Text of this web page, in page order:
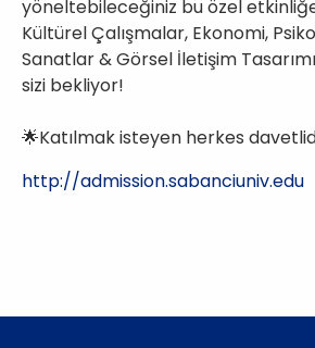
yöneltebileceğiniz bu özel
Kültürel Çalışmalar, Ekonomi,
Sanatlar & Görsel İletişim
sizi bekliyor!
🌟Katılmak isteyen herkes
http://admission.sabanciuniv.edu